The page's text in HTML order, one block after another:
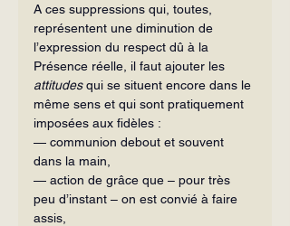
A ces suppressions qui, toutes,
représentent une diminution de
l’expression du respect dû à la
Présence réelle, il faut ajouter les
attitudes qui se situent encore dans le
même sens et qui sont pratiquement
imposées aux fidèles :
— communion debout et souvent
dans la main,
— action de grâce que – pour très
peu d’instant – on est convié à faire
assis,